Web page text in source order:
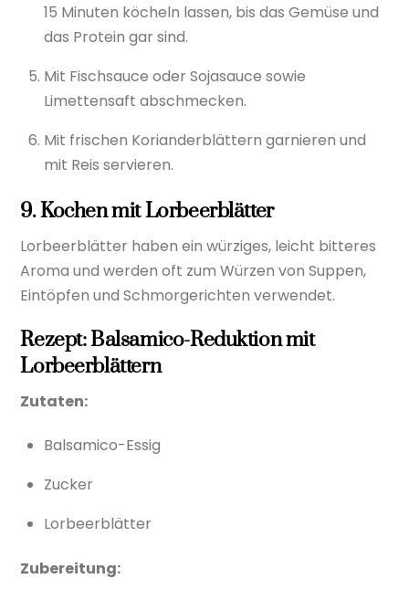
15 Minuten köcheln lassen, bis das Gemüse und
das Protein gar sind.
Mit Fischsauce oder Sojasauce sowie
Limettensaft abschmecken.
Mit frischen Korianderblättern garnieren und
mit Reis servieren.
9. Kochen mit Lorbeerblätter
Lorbeerblätter haben ein würziges, leicht bitteres
Aroma und werden oft zum Würzen von Suppen,
Eintöpfen und Schmorgerichten verwendet.
Rezept: Balsamico-Reduktion mit
Lorbeerblättern
Zutaten:
Balsamico-Essig
Zucker
Lorbeerblätter
Zubereitung: